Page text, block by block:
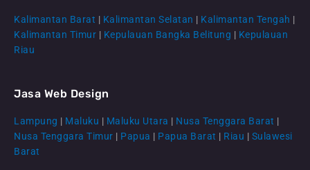
CS Lenteraweb
Kalimantan Barat | Kalimantan Selatan | Kalimantan Tengah |
Kalimantan Timur | Kepulauan Bangka Belitung | Kepulauan
Riau
Jasa Web Design
Lampung | Maluku | Maluku Utara | Nusa Tenggara Barat |
Nusa Tenggara Timur | Papua | Papua Barat | Riau | Sulawesi
Barat